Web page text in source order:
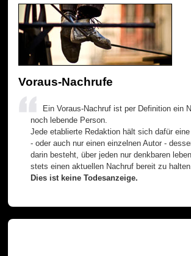
Voraus-Nachrufe
Ein Voraus-Nachruf ist per Definition ein
noch lebende Person.
Jede etablierte Redaktion hält sich dafür
- oder auch nur einen einzelnen Autor -
darin besteht, über jeden nur denkbaren
stets einen aktuellen Nachruf bereit zu halten.
Dies ist keine Todesanzeige.